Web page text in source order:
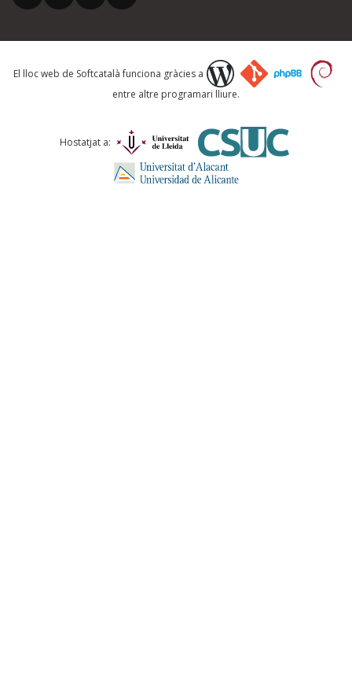
Què proposeu?
Comentari *
El lloc web de Softcatalà funciona gràcies a
entre altre programari lliure.
Hostatjat a: